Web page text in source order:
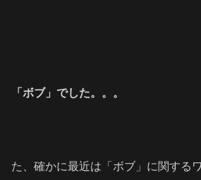
「ボブ」でした。。。
た、確かに最近は「ボブ」に関する